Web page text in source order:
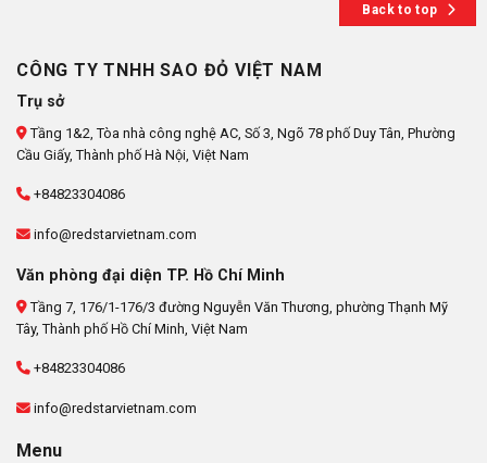
Back to top
CÔNG TY TNHH SAO ĐỎ VIỆT NAM
Trụ sở
Tầng 1&2, Tòa nhà công nghệ AC, Số 3, Ngõ 78 phố Duy Tân, Phường
Cầu Giấy, Thành phố Hà Nội, Việt Nam
+84823304086
info@redstarvietnam.com
Văn phòng đại diện TP. Hồ Chí Minh
Tầng 7, 176/1-176/3 đường Nguyễn Văn Thương, phường Thạnh Mỹ
Tây, Thành phố Hồ Chí Minh, Việt Nam
+84823304086
info@redstarvietnam.com
Menu